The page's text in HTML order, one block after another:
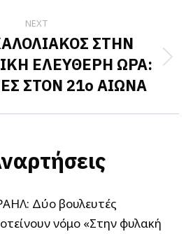
NEXT
Next
post:
ΣΤΗΝ
ΕΛΕΥΘΕΡΗ ΩΡΑ:
ΣΤΟΝ 21ο ΑΙΩΝΑ
Δύο βουλευτές
νόμο «Στην φυλακή